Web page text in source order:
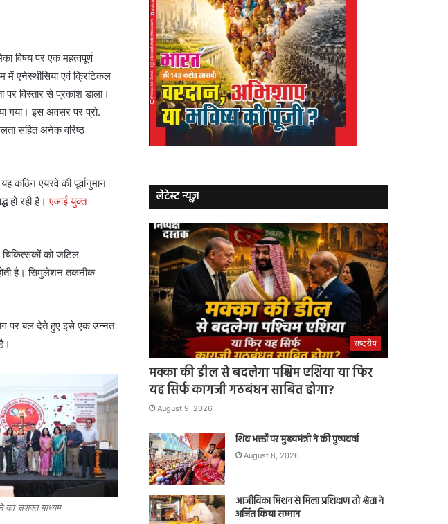
विषय पर एक महत्वपूर्ण
एनेस्थीसिया एवं क्रिटिकल
विस्तार से प्रकाश डाला।
गया। इस अवसर पर प्रो.
सहित अनेक वरिष्ठ
कठिन एयरवे की पूर्वानुमान
हो रही है। एआई युक्त
चिकित्सकों को जटिल
है। सिमुलेशन तकनीक
पर बल देते हुए इसे एक उन्नत
का सशक्त माध्यम
लेटेस्ट न्यूज़
राष्ट्रीय
मक्का की डील से बदलेगा पश्चिम एशिया या फिर
यह सिर्फ कागजी गठबंधन साबित होगा?
August 9, 2026
शिव भक्तों पर मुख्यमंत्री ने की पुष्पवर्षा
August 8, 2026
आजीविका मिशन से मिला प्रशिक्षण तो श्वेता ने
अर्जित किया सम्मान